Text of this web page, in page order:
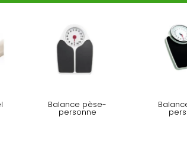
Balance pèse-
personne